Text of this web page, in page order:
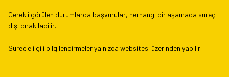
Gerekli görülen durumlarda başvurular, herhangi bir aşamada süreç
dışı bırakılabilir.
Süreçle ilgili bilgilendirmeler yalnızca websitesi üzerinden yapılır.